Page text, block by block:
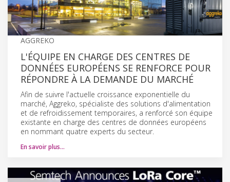
AGGREKO
L'ÉQUIPE EN CHARGE DES CENTRES DE
DONNÉES EUROPÉENS SE RENFORCE POUR
RÉPONDRE À LA DEMANDE DU MARCHÉ
Afin de suivre l'actuelle croissance exponentielle du
marché, Aggreko, spécialiste des solutions d'alimentation
et de refroidissement temporaires, a renforcé son équipe
existante en charge des centres de données européens
en nommant quatre experts du secteur.
En savoir plus…